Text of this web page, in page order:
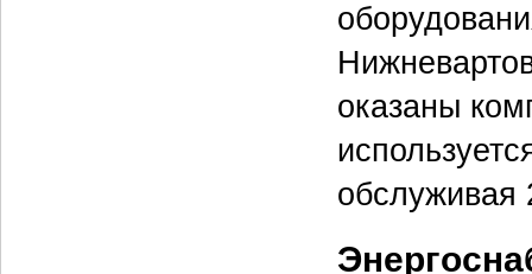
оказаны
обслуживая